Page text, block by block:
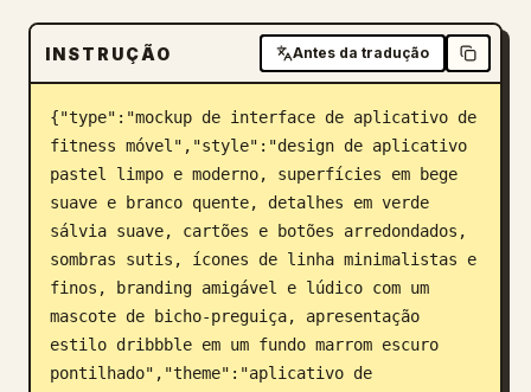
Blogue
INSTRUÇÃO Antes da tradução
{"type":"mockup de interface de aplicativo de
fitness móvel","style":"design de aplicativo
pastel limpo e moderno, superfícies em bege
suave e branco quente, detalhes em verde
sálvia suave, cartões e botões arredondados,
sombras sutis, ícones de linha minimalistas e
finos, branding amigável e lúdico com um
mascote de bicho-preguiça, apresentação
estilo dribbble em um fundo marrom escuro
pontilhado","theme":"aplicativo de